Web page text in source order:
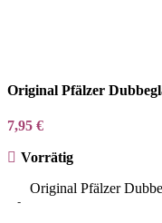
Original Pfälzer
7,95 €
Vorrätig
-
Original Pfälzer